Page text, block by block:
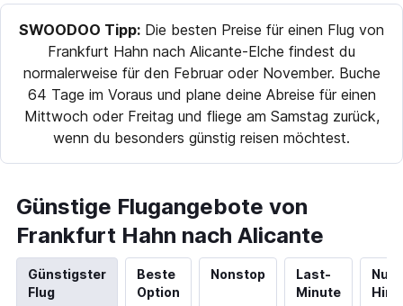
SWOODOO Tipp: Die besten Preise für einen Flug von
Frankfurt Hahn nach Alicante-Elche findest du
normalerweise für den Februar oder November. Buche
64 Tage im Voraus und plane deine Abreise für einen
Mittwoch oder Freitag und fliege am Samstag zurück,
wenn du besonders günstig reisen möchtest.
Günstige Flugangebote von
Frankfurt Hahn nach Alicante
Günstigster
Flug
Beste
Option
Nonstop
Last-
Minute
Nur